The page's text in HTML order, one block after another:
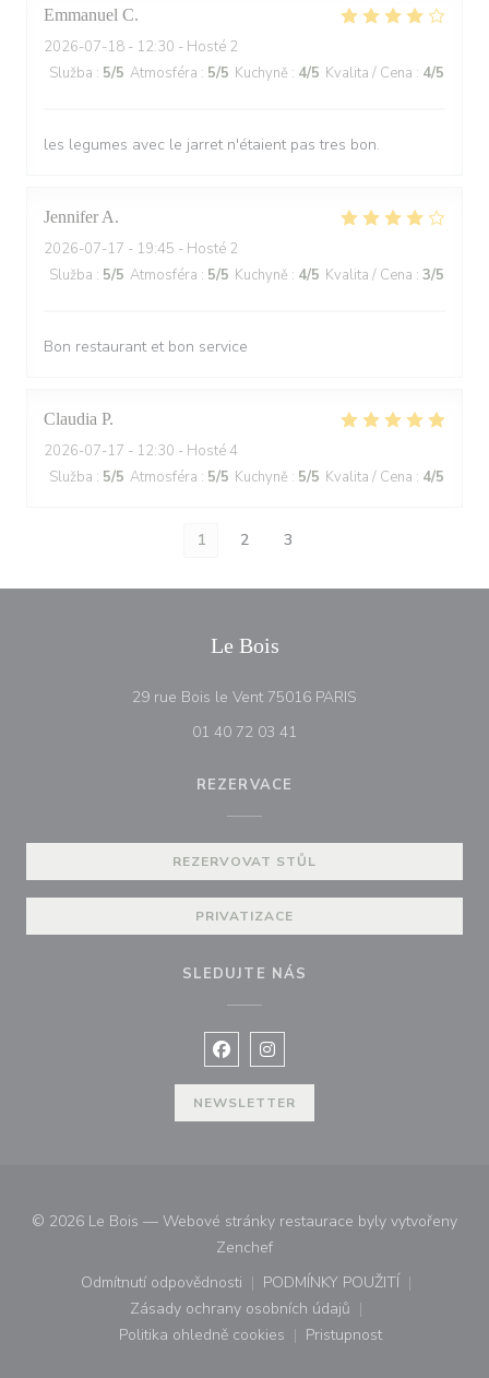
Emmanuel C
2026-07-18 - 12:30 - Hosté 2
Služba : 5/5 Atmosféra : 5/5 Kuchyně : 4/5 Kvalita / Cena : 4/5
les legumes avec le jarret n'étaient pas tres bon.
Jennifer A
2026-07-17 - 19:45 - Hosté 2
Služba : 5/5 Atmosféra : 5/5 Kuchyně : 4/5 Kvalita / Cena : 3/5
Bon restaurant et bon service
Claudia P
2026-07-17 - 12:30 - Hosté 4
Služba : 5/5 Atmosféra : 5/5 Kuchyně : 5/5 Kvalita / Cena : 4/5
1 2 3
Le Bois
29 rue Bois le Vent 75016 PARIS
01 40 72 03 41
REZERVACE
REZERVOVAT STŮL
PRIVATIZACE
SLEDUJTE NÁS
Facebook ((otevře se v novém
Instagram ((otevře se v
NEWSLETTER
© 2026 Le Bois — Webové stránky restaurace byly vytvořeny
Zenchef((otevře se v novém okně))
Odmítnutí odpovědnosti
((otevře se v novém okně))
PODMÍNKY POUŽITÍ
((otevře se v novém
Zásady ochrany osobních údajů
((otevře se v novém okně))
Politika ohledně cookies
((otevře se v novém okně))
Pristupnost
((otevře se v novém